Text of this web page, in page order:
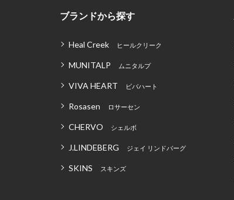
ブランドから探す
Heal Creek ヒールクリーク
MUNITALP ムニタルプ
VIVA HEART ビバハート
Rosasen ロサーセン
CHERVO シェルボ
J.LINDEBERG ジェイ リンドバーグ
SKINS スキンズ